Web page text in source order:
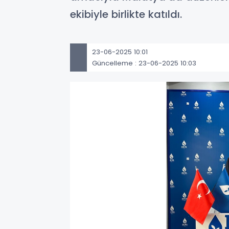
ekibiyle birlikte katıldı.
23-06-2025 10:01
Güncelleme : 23-06-2025 10:03